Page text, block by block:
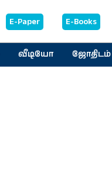
E-Paper E-Books
வீடியோ ஜோதிடம்